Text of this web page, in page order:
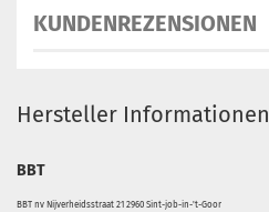
KUNDENREZENSIONEN
Hersteller Informationen
BBT
BBT nv Nijverheidsstraat 21 2960 Sint-job-in-'t-Goor